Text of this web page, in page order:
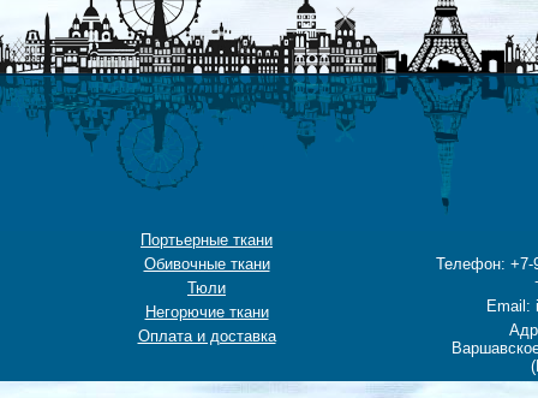
Портьерные ткани
Обивочные ткани
Тюли
Негорючие ткани
Оплата и доставка
Телефон: +7-
Email: